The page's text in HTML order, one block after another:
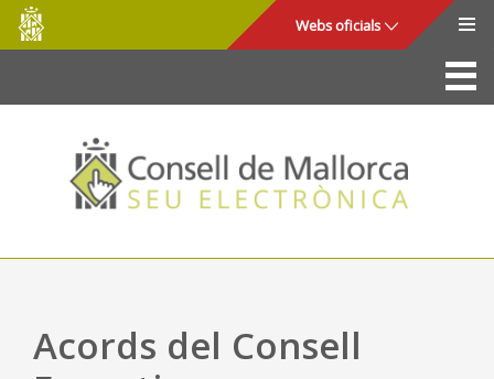
Salta al contingut principal
Consell
de
Mallorca
Webs oficials
La Seu
Consell de Mallorca
Accés i seguretat
Utilitats
Acords del Consell